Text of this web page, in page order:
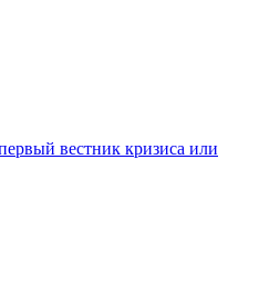
вестник кризиса или